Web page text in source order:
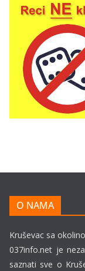
O NAMA
Kruševac sa
037info.net je
saznati sve o